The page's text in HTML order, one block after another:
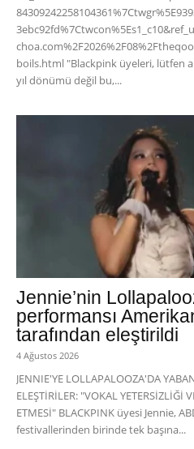
boils.html "Blackpink üyeleri, lütfen
yıl dönümü değil bu,...
Jennie’nin
performansı
tarafından eleştirildi
4 Ağustos 2026
JENNIE'YE LOLLAPALOOZA'DA
ELEŞTİRİLER: "VOKAL YETERSİZLİĞİ
ETMESİ" BLACKPINK üyesi Jennie,
festivallerinden birinde tek başına...